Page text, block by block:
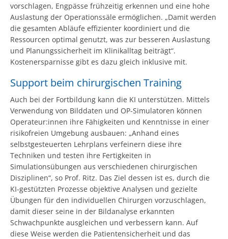
vorschlagen, Engpässe frühzeitig erkennen und eine hohe
Auslastung der Operationssäle ermöglichen. „Damit werden
die gesamten Abläufe effizienter koordiniert und die
Ressourcen optimal genutzt, was zur besseren Auslastung
und Planungssicherheit im Klinikalltag beiträgt“.
Kostenersparnisse gibt es dazu gleich inklusive mit.
Support beim chirurgischen Training
Auch bei der Fortbildung kann die KI unterstützen. Mittels
Verwendung von Bilddaten und OP-Simulatoren können
Operateur:innen ihre Fähigkeiten und Kenntnisse in einer
risikofreien Umgebung ausbauen: „Anhand eines
selbstgesteuerten Lehrplans verfeinern diese ihre
Techniken und testen ihre Fertigkeiten in
Simulationsübungen aus verschiedenen chirurgischen
Disziplinen“, so Prof. Ritz. Das Ziel dessen ist es, durch die
KI-gestützten Prozesse objektive Analysen und gezielte
Übungen für den individuellen Chirurgen vorzuschlagen,
damit dieser seine in der Bildanalyse erkannten
Schwachpunkte ausgleichen und verbessern kann. Auf
diese Weise werden die Patientensicherheit und das